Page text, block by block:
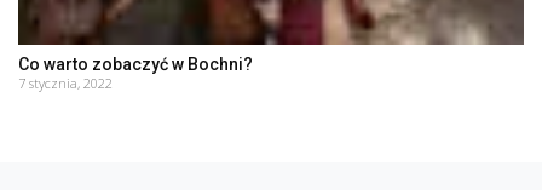
Co warto zobaczyć w Bochni?
7 stycznia, 2022